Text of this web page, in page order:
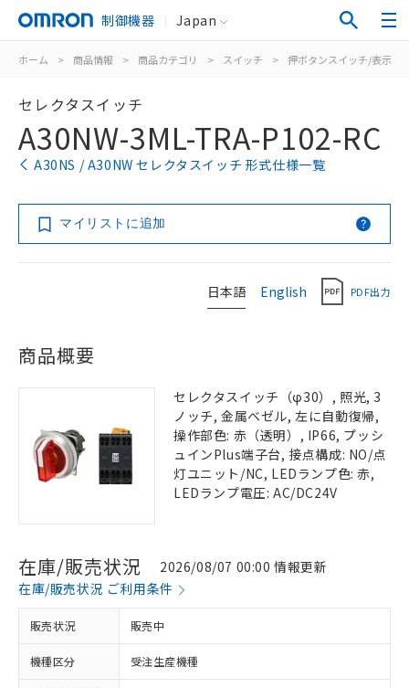
制御機器 Japan
ホーム > 商品情報 > 商品カテゴリ > スイッチ > 押ボタンスイッチ/表示灯
セレクタスイッチ
A30NW-3ML-TRA-P102-RC
A30NS / A30NW セレクタスイッチ 形式仕様一覧
マイリストに追加
日本語 English PDF出力
商品概要
セレクタスイッチ（φ30）, 照光, 3
ノッチ, 金属ベゼル, 左に自動復帰,
操作部色: 赤（透明）, IP66, プッシ
ュインPlus端子台, 接点構成: NO/点
灯ユニット/NC, LEDランプ色: 赤,
LEDランプ電圧: AC/DC24V
在庫/販売状況
2026/08/07 00:00 情報更新
在庫/販売状況 ご利用条件
販売状況 販売中
機種区分 受注生産機種